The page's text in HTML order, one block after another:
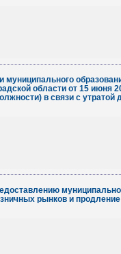
области от 15 июня
в связи с утратой
рынков и продление